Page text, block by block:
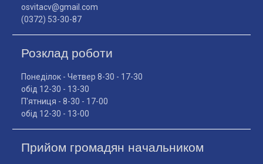
osvitacv@gmail.com
(0372) 53-30-87
Розклад роботи
Понеділок - Четвер 8-30 - 17-30
обід 12-30 - 13-30
П'ятниця - 8-30 - 17-00
обід 12-30 - 13-00
Прийом громадян начальником